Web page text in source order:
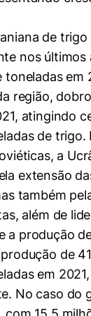
de trigo
nos últimos
toneladas em
região,
atingindo
de trigo.
a
extensão
também
além de
a produção
de
em 2021,
No caso do